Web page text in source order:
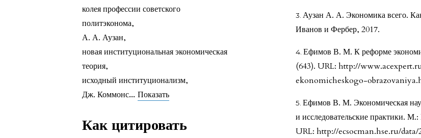
колея профессии советского
политэконома,
А. А. Аузан,
новая институциональная экономическая
теория,
исходный институционализм,
Дж. Коммонс... Показать
Как цитировать
Аузан А. А. Экономика всего.
Иванов и Фербер, 2017.
Ефимов В. М. К реформе
(643). URL: http://
ekonomicheskogo-
Ефимов В. М. Экономическая
и исследовательские практики.
URL: http://ecsocman.hse.ru/data/